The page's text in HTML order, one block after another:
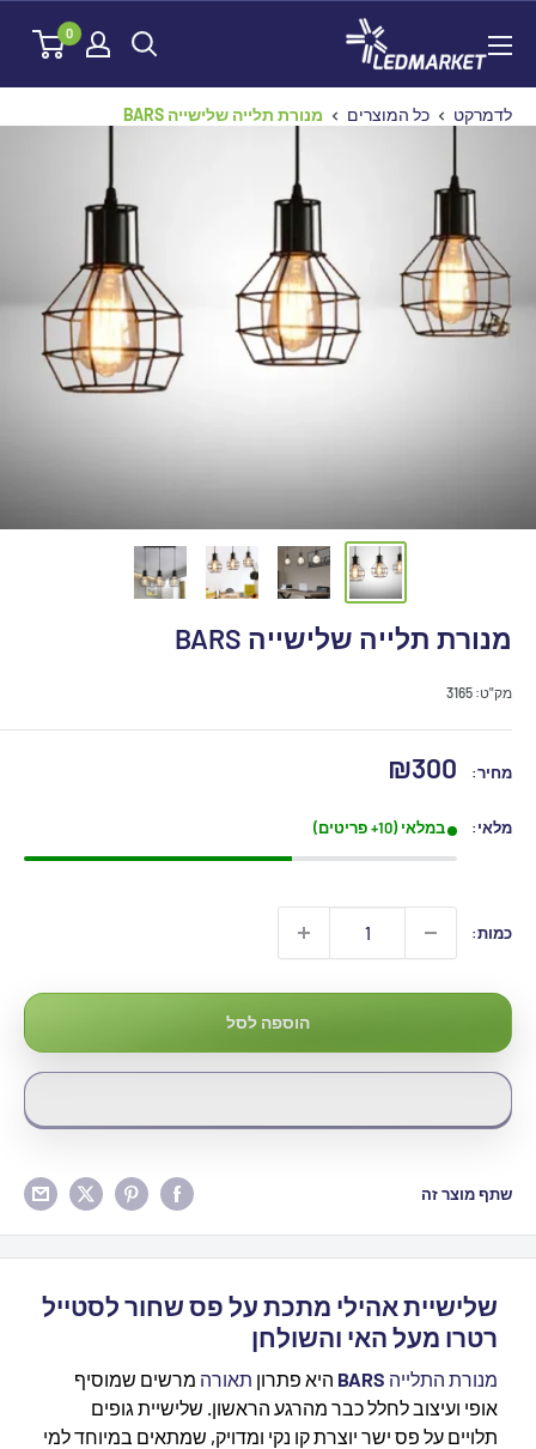
לתוכן
0
לדמרקט כל המוצרים מנורת תלייה שלישייה BARS
מנורת תלייה שלישייה BARS
מק"ט: 3165
מחיר:
מחיר
₪300
מלאי: במלאי (10+ פריטים)
כמות:
הוספה לסל
שתף מוצר זה
שלישיית אהילי מתכת על פס שחור לסטייל
רטרו מעל האי והשולחן
מנורת התלייה BARS היא פתרון תאורה מרשים שמוסיף
אופי ועיצוב לחלל כבר מהרגע הראשון. שלישיית גופים
תלויים על פס ישר יוצרת קו נקי ומדויק, שמתאים במיוחד למי